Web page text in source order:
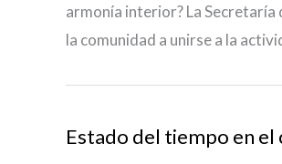
armonía interior? La Secretaría
la comunidad a unirse a la
Estado del tiempo en